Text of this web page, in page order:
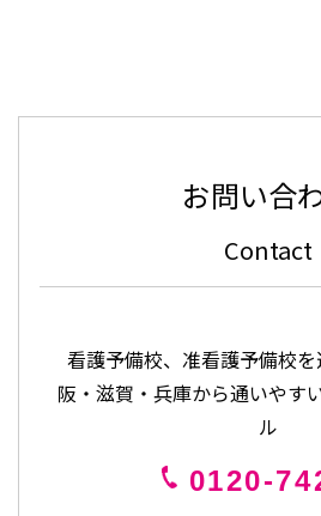
お問い合
Contact
看護予備校、准看護予備校
阪・滋賀・兵庫から通いやす
ル
0120-